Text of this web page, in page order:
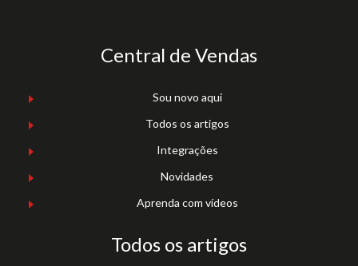
Central de Vendas
Sou novo aqui
Todos os artigos
Integrações
Novidades
Aprenda com vídeos
Todos os artigos